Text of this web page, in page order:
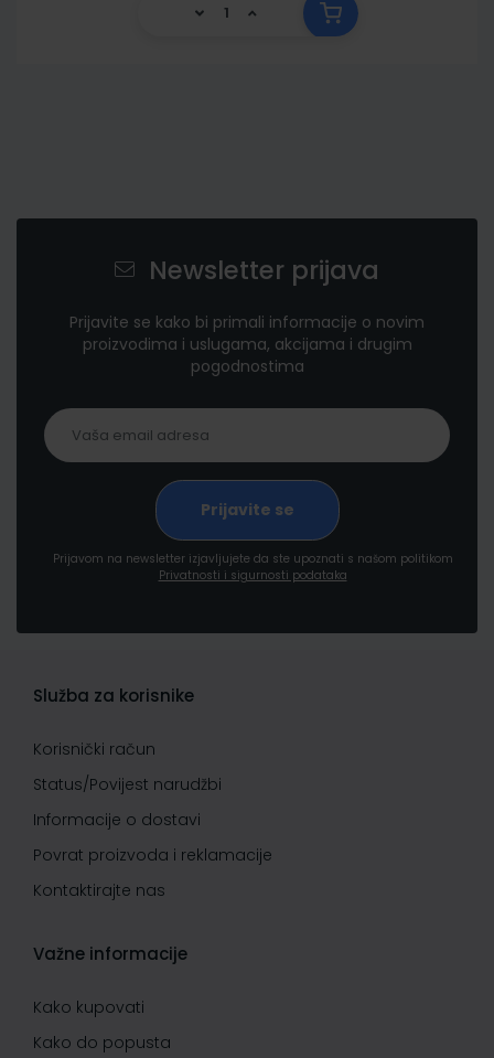
Newsletter prijava
Prijavite se kako bi primali informacije o novim
proizvodima i uslugama, akcijama i drugim
pogodnostima
Prijavom na newsletter izjavljujete da ste upoznati s našom politikom
Privatnosti i sigurnosti podataka
Služba za korisnike
Korisnički račun
Status/Povijest narudžbi
Informacije o dostavi
Povrat proizvoda i reklamacije
Kontaktirajte nas
Važne informacije
Kako kupovati
Kako do popusta